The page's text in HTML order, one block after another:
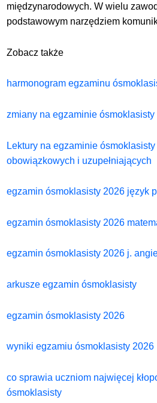
międzynarodowych. W wielu
podstawowym narzędziem
Zobacz także
harmonogram egzaminu
zmiany na egzaminie ósmoklasisty
Lektury na egzaminie
obowiązkowych i uzupełniających
egzamin ósmoklasisty 2026 język
egzamin ósmoklasisty 2026
egzamin ósmoklasisty 2026 j.
arkusze egzamin ósmoklasisty
egzamin ósmoklasisty 2026
wyniki egzamiu ósmoklasisty 2026
co sprawia uczniom najwięcej
ósmoklasisty